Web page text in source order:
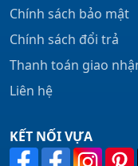
Chính sách bảo mật
Chính sách đổi trả
Thanh toán giao
Liên hệ
KẾT NỐI VỰA